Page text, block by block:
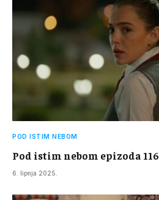
POD ISTIM NEBOM
Pod istim nebom epizoda 116
6. lipnja 2025.